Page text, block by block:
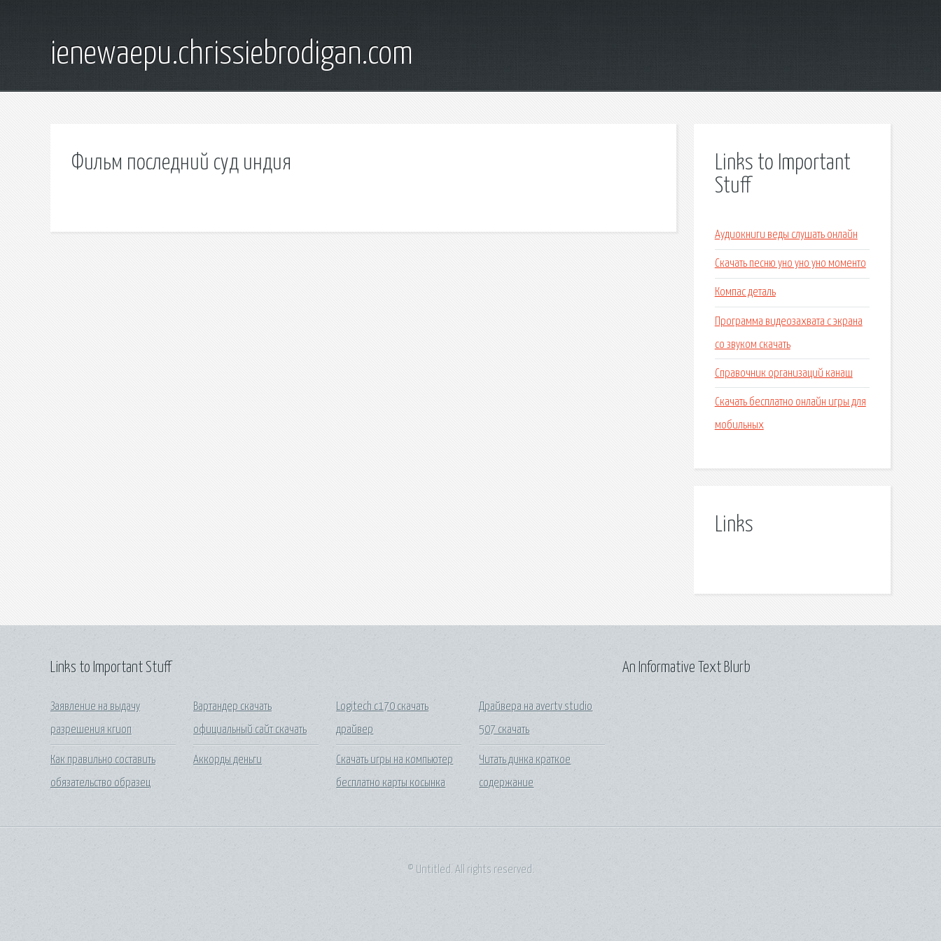
ienewaepu.chrissiebrodigan.com
Фильм последний суд индия
Links to Important
Stuff
Аудиокниги веды слушать онлайн
Скачать песню уно уно уно моменто
Компас деталь
Программа видеозахвата с экрана
со звуком скачать
Справочник организаций канаш
Скачать бесплатно онлайн игры для
мобильных
Links
Links to Important Stuff
Заявление на выдачу
разрешения кгиоп
Как правильно составить
обязательство образец
Вартандер скачать
официальный сайт скачать
Аккорды деньги
Logitech c170 скачать
драйвер
Скачать игры на компьютер
бесплатно карты косынка
Драйвера на avertv studio
507 скачать
Читать динка краткое
содержание
An Informative Text Blurb
© Untitled. All rights reserved.